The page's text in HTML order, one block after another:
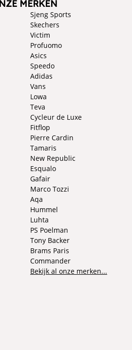
MERKEN
Sjeng Sports
Skechers
Victim
Profuomo
Asics
Speedo
Adidas
Vans
Lowa
Teva
Cycleur de Luxe
Fitflop
Pierre Cardin
Tamaris
New Republic
Esqualo
Gafair
Marco Tozzi
Aqa
Hummel
Luhta
PS Poelman
Tony Backer
Brams Paris
Commander
Bekijk al onze merken...